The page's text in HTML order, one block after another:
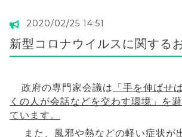
2020/02/25 14:51
新型コロナウイルスに関する
政府の専門家会議は
「手を伸ばせ
くの人が会話などを交わす環境」を
ています。
また、風邪や熱などの軽い症状が